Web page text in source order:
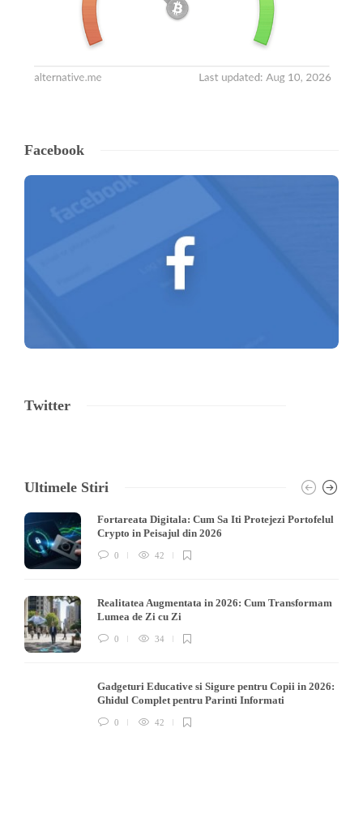
Facebook
Twitter
Ultimele Stiri
Fortareata Digitala: Cum Sa Iti Protejezi Portofelul
Crypto in Peisajul din 2026
0 42
Realitatea Augmentata in 2026: Cum Transformam
Lumea de Zi cu Zi
0 34
Gadgeturi Educative si Sigure pentru Copii in 2026:
Ghidul Complet pentru Parinti Informati
0 42